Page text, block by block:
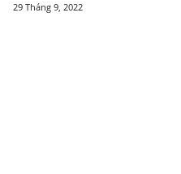
29 Tháng 9, 2022